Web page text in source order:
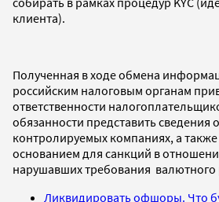
клиента).
Полученная в ходе обмена
российским налоговым органам
ответственности
обязанности представить сведения
контролируемых компаниях, а
основанием для санкций в
нарушавших требования валютного
Ликвидировать офшоры. Что